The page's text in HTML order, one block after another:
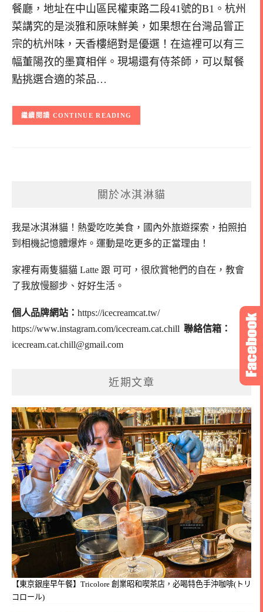
餐廳，地址在中山區民權東路二段41號的B1。杭州
菜講究的是淡雅和原味鮮美，如果想在台灣品嘗正
宗的杭州味，天香樓絕對是優選！在這裡可以有三
幅董陽孜的墨寶相伴。現場還有侍茶師，可以幫餐
點挑選合適的茶品…
CONTINUE READING
關於冰淇淋貓
我是冰淇淋貓！ 熱愛吃吃美食，國內外旅遊探索，拍照拍
到相機記憶體爆炸。 運動是吃更多的正當理由！
家裡有兩隻貓貓 Latte 跟 可可， 很欣賞牠們的自在，教會
了我放慢腳步、好好生活。
個人品牌網站： https://icecreamcat.tw/
https://www.instagram.com/icecream.cat.chill 聯絡信箱：
icecream.cat.chill@gmail.com
近期文章
【東京銀座早午餐】Tricolore 創業昭和喫茶店，必喝特色手沖咖啡(トリ
コロール)